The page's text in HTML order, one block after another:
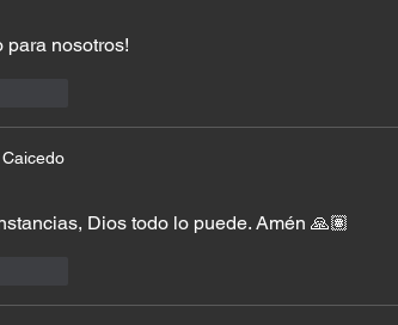
para nosotros!
Dios todo lo puede. Amén 🙏🏽